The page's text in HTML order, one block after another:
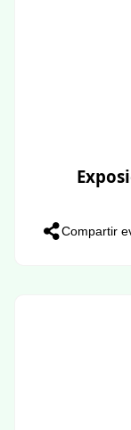
Compartir